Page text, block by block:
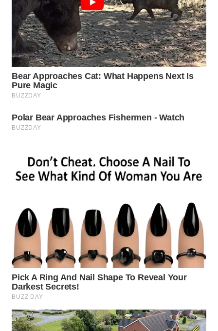
BOGOR
WN
DEPOK
WN
TAPANULI
UTARA
WN
SAMOSIR
PADANG
LAWAS
SUMEDANG
WN
CIANJUR
WN
KEPULAUAN
SERIBU
WN
TANGERANG